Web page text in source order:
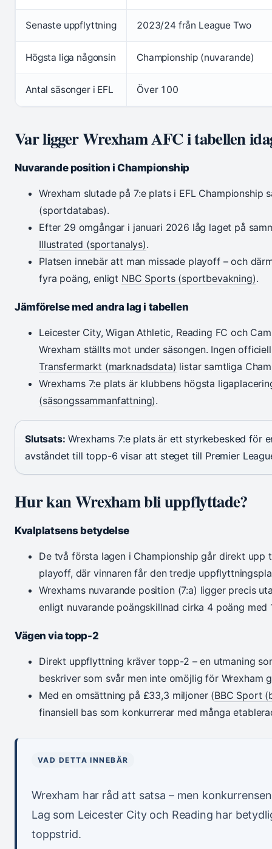
Senaste uppflyttning 2023/24 från League Two
Högsta liga någonsin Championship (nuvarande)
Antal säsonger i EFL Över 100
Var ligger Wrexham AFC i tabellen
Nuvarande position i Championship
Wrexham slutade på 7:e plats i EFL Championship
(sportdatabas).
Efter 29 omgångar i januari 2026 låg laget på
Illustrated (sportanalys).
Platsen innebär att man missade playoff – och
fyra poäng, enligt NBC Sports (sportbevakning).
Jämförelse med andra lag i tabellen
Leicester City, Wigan Athletic, Reading FC och
Wrexham ställts mot under säsongen. Ingen
Transfermarkt (marknadsdata) listar samtliga
Wrexhams 7:e plats är klubbens högsta
(säsongssammanfattning).
Slutsats: Wrexhams 7:e plats är ett styrkebesked för
avståndet till topp-6 visar att steget till Premier
Hur kan Wrexham bli uppflyttade?
Kvalplatsens betydelse
De två första lagen i Championship går direkt upp
playoff, där vinnaren får den tredje
Wrexhams nuvarande position (7:a) ligger precis
enligt nuvarande poängskillnad cirka 4 poäng med
Vägen via topp-2
Direkt uppflyttning kräver topp-2 – en utmaning
beskriver som svår men inte omöjlig för Wrexham
Med en omsättning på £33,3 miljoner (BBC Sport
finansiell bas som konkurrerar med många
VAD DETTA INNEBÄR
Wrexham har råd att satsa – men
Lag som Leicester City och Reading har
toppstrid.